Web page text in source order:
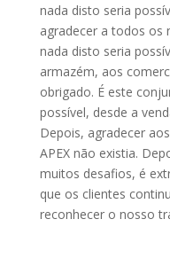
nada disto seria
agradecer a todos os
nada disto seria
armazém, aos
obrigado. É este
possível, desde a
Depois, agradecer
APEX não existia.
muitos desafios, é
que os clientes
reconhecer o nosso